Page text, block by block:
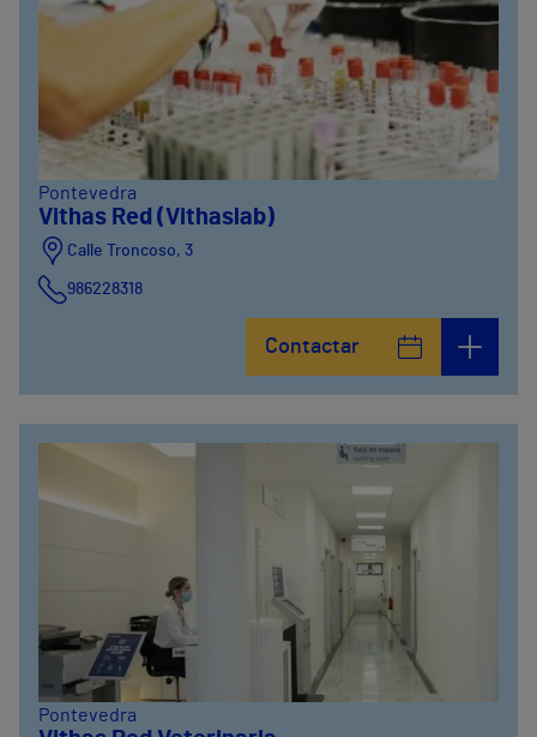
Pontevedra
Vithas Red (Vithaslab)
Calle Troncoso, 3
986228318
981067066
Contactar
Pontevedra